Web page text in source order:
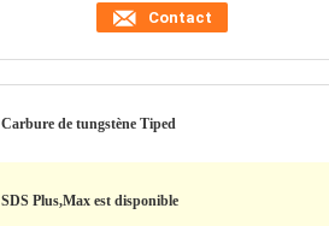
Contact
Carbure de tungstène Tiped
SDS Plus,Max est disponible